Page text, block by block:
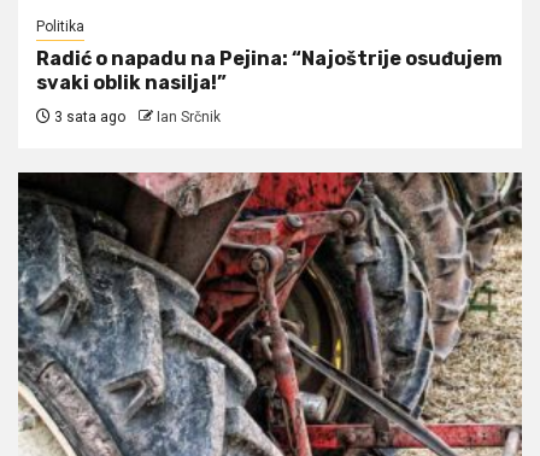
Politika
Radić o napadu na Pejina: “Najoštrije osuđujem
svaki oblik nasilja!”
3 sata ago Ian Srčnik